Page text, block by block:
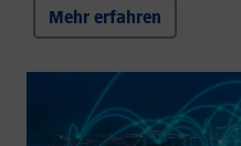
Mehr erfahren